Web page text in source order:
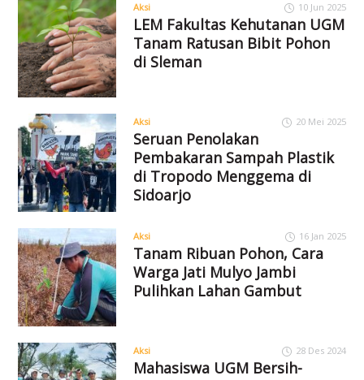
Aksi 10 Jun 2025
LEM Fakultas Kehutanan UGM
Tanam Ratusan Bibit Pohon
di Sleman
Aksi 20 Mei 2025
Seruan Penolakan
Pembakaran Sampah Plastik
di Tropodo Menggema di
Sidoarjo
Aksi 16 Jan 2025
Tanam Ribuan Pohon, Cara
Warga Jati Mulyo Jambi
Pulihkan Lahan Gambut
Aksi 28 Des 2024
Mahasiswa UGM Bersih-